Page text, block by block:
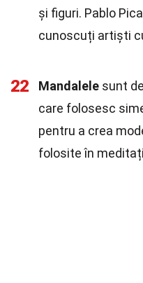
și figuri. Pablo
cunoscuți artiști
22 Mandalele sunt
care folosesc
pentru a crea
folosite în